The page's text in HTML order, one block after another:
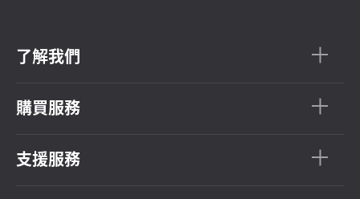
了解我們
購買服務
支援服務